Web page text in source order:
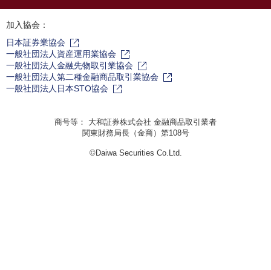
加入協会：
日本証券業協会
一般社団法人資産運用業協会
一般社団法人金融先物取引業協会
一般社団法人第二種金融商品取引業協会
一般社団法人日本STO協会
商号等： 大和証券株式会社 金融商品取引業者
関東財務局長（金商）第108号
©Daiwa Securities Co.Ltd.